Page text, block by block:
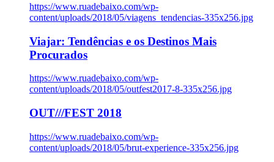
https://www.ruadebaixo.com/wp-
content/uploads/2018/05/viagens_tendencias-335x256.jpg
Viajar: Tendências e os Destinos Mais
Procurados
https://www.ruadebaixo.com/wp-
content/uploads/2018/05/outfest2017-8-335x256.jpg
OUT///FEST 2018
https://www.ruadebaixo.com/wp-
content/uploads/2018/05/brut-experience-335x256.jpg